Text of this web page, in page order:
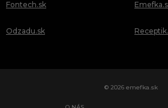
Fontech.sk
Odzadu.sk
© 2026 emefka.sk